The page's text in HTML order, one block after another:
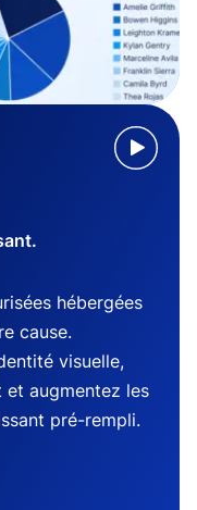
hébergées
cause.
visuelle,
augmentez les
pré-rempli.